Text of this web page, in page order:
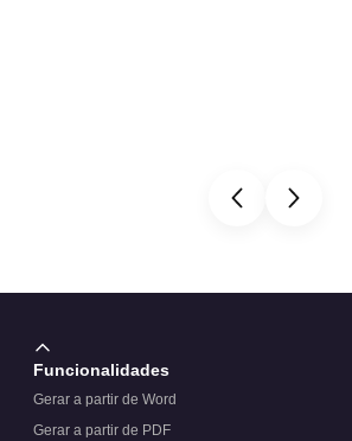
Funcionalidades
Gerar a partir de Word
Gerar a partir de PDF